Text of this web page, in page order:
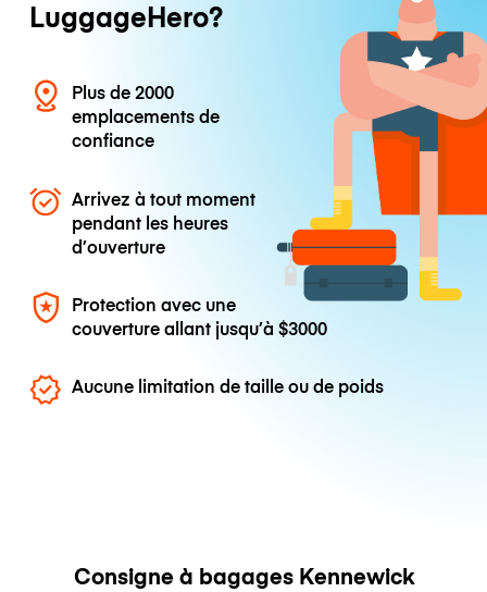
LuggageHero?
Plus de 2000
emplacements de
confiance
Arrivez à tout moment
pendant les heures
d’ouverture
Protection avec une
couverture allant jusqu’à$3000
Aucune limitation de taille ou de poids
Consigne à bagages Kennewick